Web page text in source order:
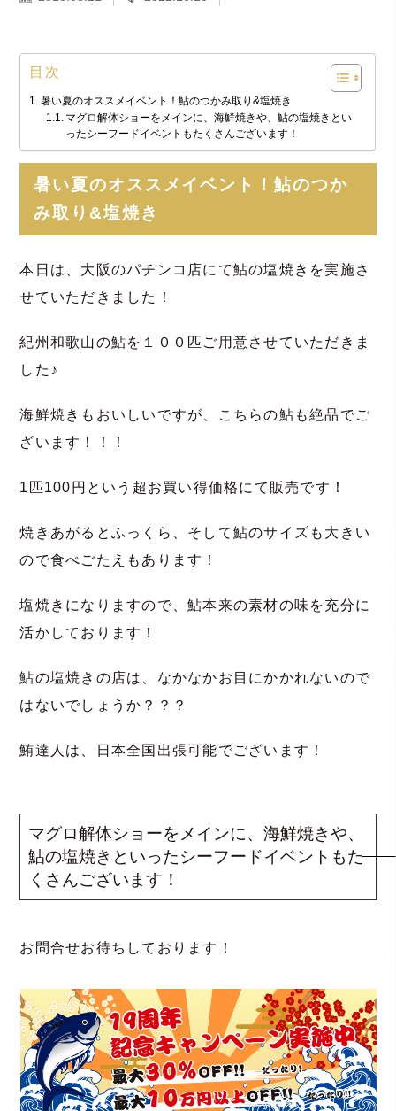
目次
暑い夏のオススメイベント！鮎のつかみ取り&塩焼き
マグロ解体ショーをメインに、海鮮焼きや、鮎の塩焼きとい
ったシーフードイベントもたくさんございます！
暑い夏のオススメイベント！鮎のつか
み取り&塩焼き
本日は、大阪のパチンコ店にて鮎の塩焼きを実施さ
せていただきました！
紀州和歌山の鮎を１００匹ご用意させていただきま
した♪
海鮮焼きもおいしいですが、こちらの鮎も絶品でご
ざいます！！！
1匹100円という超お買い得価格にて販売です！
焼きあがるとふっくら、そして鮎のサイズも大きい
ので食べごたえもあります！
塩焼きになりますので、鮎本来の素材の味を充分に
活かしております！
鮎の塩焼きの店は、なかなかお目にかかれないので
はないでしょうか？？？
鮪達人は、日本全国出張可能でございます！
マグロ解体ショーをメインに、海鮮焼きや、
鮎の塩焼きといったシーフードイベントもた
くさんございます！
お問合せお待ちしております！